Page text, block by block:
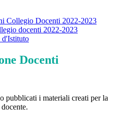
Collegio Docenti 2022-2023
docenti 2022-2023
d'Istituto
Docenti
pubblicati i materiali creati per la